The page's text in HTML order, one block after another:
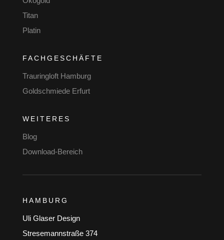
Titan
Platin
FACHGESCHÄFTE
Trauringloft Hamburg
Goldschmiede Erfurt
WEITERES
Blog
Download-Bereich
HAMBURG
Uli Glaser Design
Stresemannstraße 374